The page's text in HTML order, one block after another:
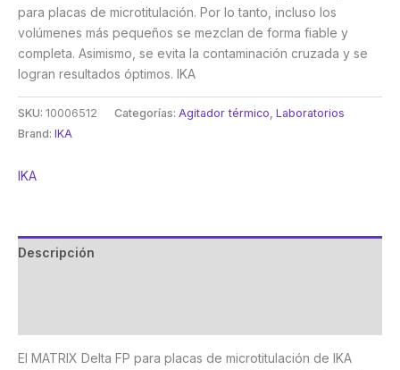
para placas de microtitulación. Por lo tanto, incluso los
volúmenes más pequeños se mezclan de forma fiable y
completa. Asimismo, se evita la contaminación cruzada y se
logran resultados óptimos. IKA
SKU: 10006512 Categorías: Agitador térmico, Laboratorios
Brand: IKA
IKA
Descripción
El MATRIX Delta FP para placas de microtitulación de IKA